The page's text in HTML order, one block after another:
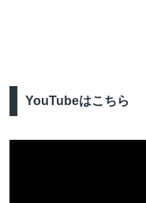
YouTubeはこちら